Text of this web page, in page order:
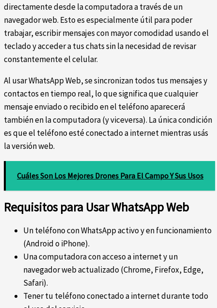
directamente desde la computadora a través de un
navegador web. Esto es especialmente útil para poder
trabajar, escribir mensajes con mayor comodidad usando el
teclado y acceder a tus chats sin la necesidad de revisar
constantemente el celular.
Al usar WhatsApp Web, se sincronizan todos tus mensajes y
contactos en tiempo real, lo que significa que cualquier
mensaje enviado o recibido en el teléfono aparecerá
también en la computadora (y viceversa). La única condición
es que el teléfono esté conectado a internet mientras usás
la versión web.
Cuáles Son Los Mejores Drones Para El Campo Y Sus Usos
Requisitos para Usar WhatsApp Web
Un teléfono con WhatsApp activo y en funcionamiento
(Android o iPhone).
Una computadora con acceso a internet y un
navegador web actualizado (Chrome, Firefox, Edge,
Safari).
Tener tu teléfono conectado a internet durante todo